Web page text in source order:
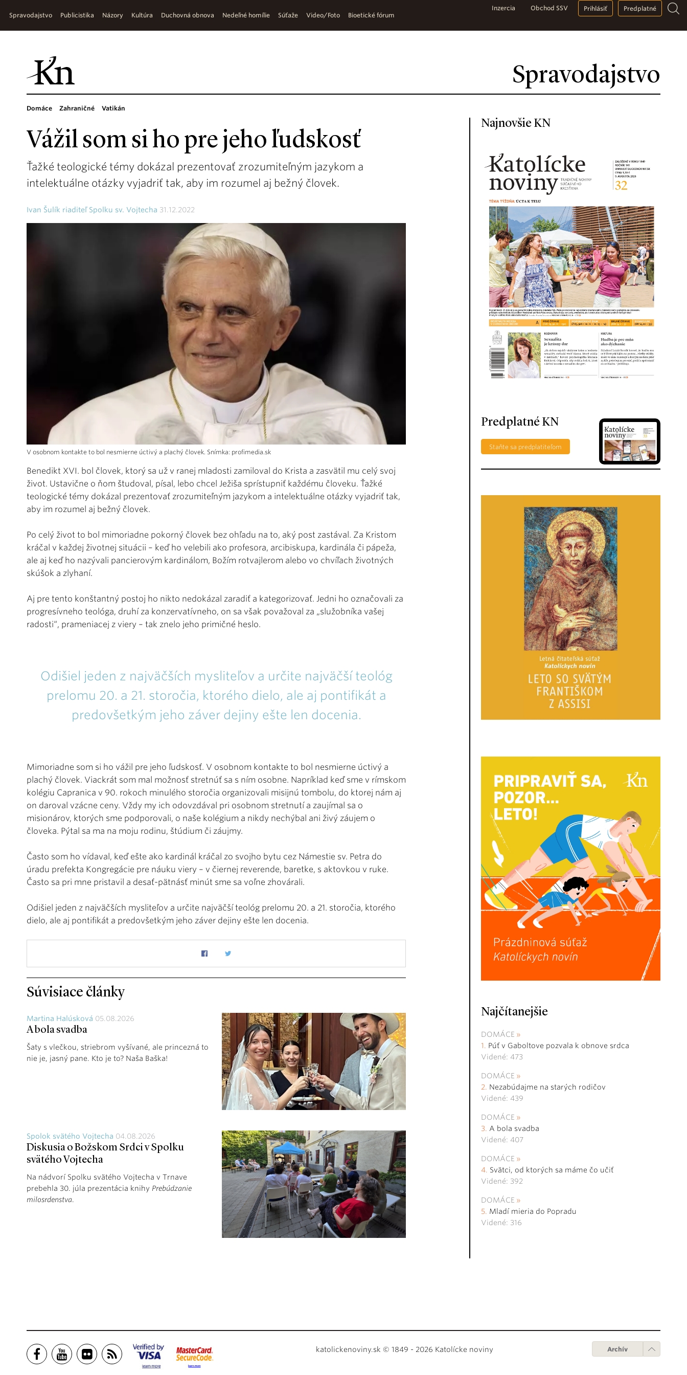
Spravodajstvo
Spravodajstvo Publicistika Názory Kultúra Duchovná obnova Nedeľné homílie Súťaže Video/Foto Bioetické fórum
Inzercia Obchod SSV Prihlásiť Predplatné
Domáce Zahraničné Vatikán
Vážil som si ho pre jeho ľudskosť
Ťažké teologické témy dokázal prezentovať zrozumiteľným jazykom a
intelektuálne otázky vyjadriť tak, aby im rozumel aj bežný človek.
Ivan Šulík riaditeľ Spolku sv. Vojtecha 31.12.2022
V osobnom kontakte to bol nesmierne úctivý a plachý človek. Snímka: profimedia.sk
Benedikt XVI. bol človek, ktorý sa už v ranej mladosti zamiloval do Krista a zasvätil mu celý svoj
život. Ustavične o ňom študoval, písal, lebo chcel Ježiša sprístupniť každému človeku. Ťažké
teologické témy dokázal prezentovať zrozumiteľným jazykom a intelektuálne otázky vyjadriť tak,
aby im rozumel aj bežný človek.
Po celý život to bol mimoriadne pokorný človek bez ohľadu na to, aký post zastával. Za Kristom
kráčal v každej životnej situácii – keď ho velebili ako profesora, arcibiskupa, kardinála či pápeža,
ale aj keď ho nazývali pancierovým kardinálom, Božím rotvajlerom alebo vo chvíľach životných
skúšok a zlyhaní.
Aj pre tento konštantný postoj ho nikto nedokázal zaradiť a kategorizovať. Jedni ho označovali za
progresívneho teológa, druhí za konzervatívneho, on sa však považoval za „služobníka vašej
radosti“, prameniacej z viery – tak znelo jeho primičné heslo.
Odišiel jeden z najväčších mysliteľov a určite najväčší teológ
prelomu 20. a 21. storočia, ktorého dielo, ale aj pontifikát a
predovšetkým jeho záver dejiny ešte len docenia.
Mimoriadne som si ho vážil pre jeho ľudskosť. V osobnom kontakte to bol nesmierne úctivý a
plachý človek. Viackrát som mal možnosť stretnúť sa s ním osobne. Napríklad keď sme v rímskom
kolégiu Capranica v 90. rokoch minulého storočia organizovali misijnú tombolu, do ktorej nám aj
on daroval vzácne ceny. Vždy my ich odovzdával pri osobnom stretnutí a zaujímal sa o
misionárov, ktorých sme podporovali, o naše kolégium a nikdy nechýbal ani živý záujem o
človeka. Pýtal sa ma na moju rodinu, štúdium či záujmy.
Často som ho vídaval, keď ešte ako kardinál kráčal zo svojho bytu cez Námestie sv. Petra do
úradu prefekta Kongregácie pre náuku viery – v čiernej reverende, baretke, s aktovkou v ruke.
Často sa pri mne pristavil a desať-pätnásť minút sme sa voľne zhovárali.
Odišiel jeden z najväčších mysliteľov a určite najväčší teológ prelomu 20. a 21. storočia, ktorého
dielo, ale aj pontifikát a predovšetkým jeho záver dejiny ešte len docenia.
Súvisiace články
Martina Halúsková 05.08.2026
A bola svadba
Šaty s vlečkou, striebrom vyšívané, ale princezná to
nie je, jasný pane. Kto je to? Naša Baška!
Spolok svätého Vojtecha 04.08.2026
Diskusia o Božskom Srdci v Spolku
svätého Vojtecha
Na nádvorí Spolku svätého Vojtecha v Trnave
prebehla 30. júla prezentácia knihy Prebúdzanie
milosrdenstva.
Najnovšie KN
Predplatné KN
Staňte sa predplatiteľom
Najčítanejšie
DOMÁCE
Púť v Gaboltove pozvala k obnove srdca
Videné: 473
DOMÁCE
Nezabúdajme na starých rodičov
Videné: 439
DOMÁCE
A bola svadba
Videné: 407
DOMÁCE
Svätci, od ktorých sa máme čo učiť
Videné: 392
DOMÁCE
Mladí mieria do Popradu
Videné: 316
katolickenoviny.sk © 1849 - 2026 Katolícke noviny Archív